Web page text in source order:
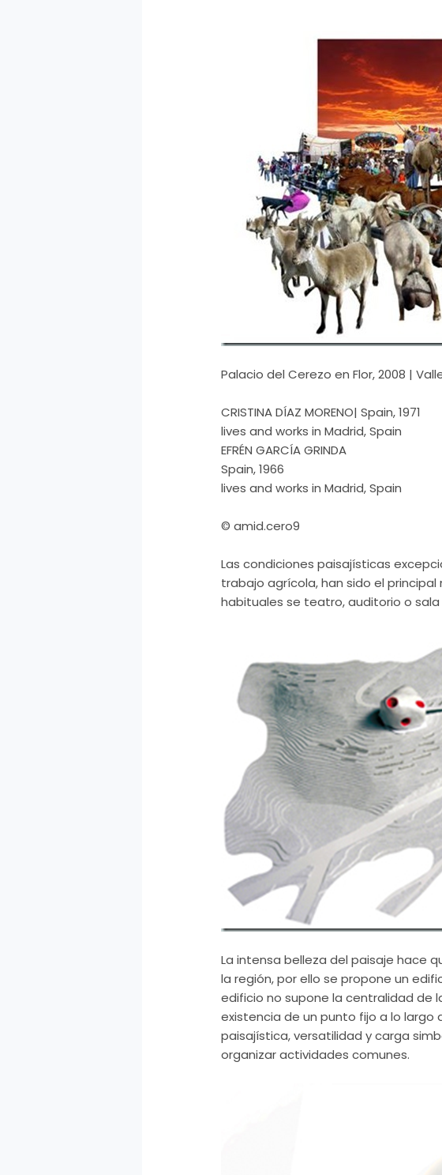
Palacio del Cerezo en Flor, 2008 |
CRISTINA DÍAZ MORENO| Spain, 1971
lives and works in Madrid, Spain
EFRÉN GARCÍA GRINDA
Spain, 1966
lives and works in Madrid, Spain
© amid.cero9
Las condiciones paisajísticas
trabajo agrícola, han sido el
habituales se teatro, auditorio o
La intensa belleza del paisaje hace
la región, por ello se propone un
edificio no supone la centralidad de
existencia de un punto fijo a lo largo
paisajística, versatilidad y carga
organizar actividades comunes.